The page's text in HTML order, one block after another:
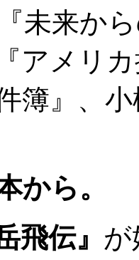
未来か
アメリ
簿』、
から。
飛伝』 が